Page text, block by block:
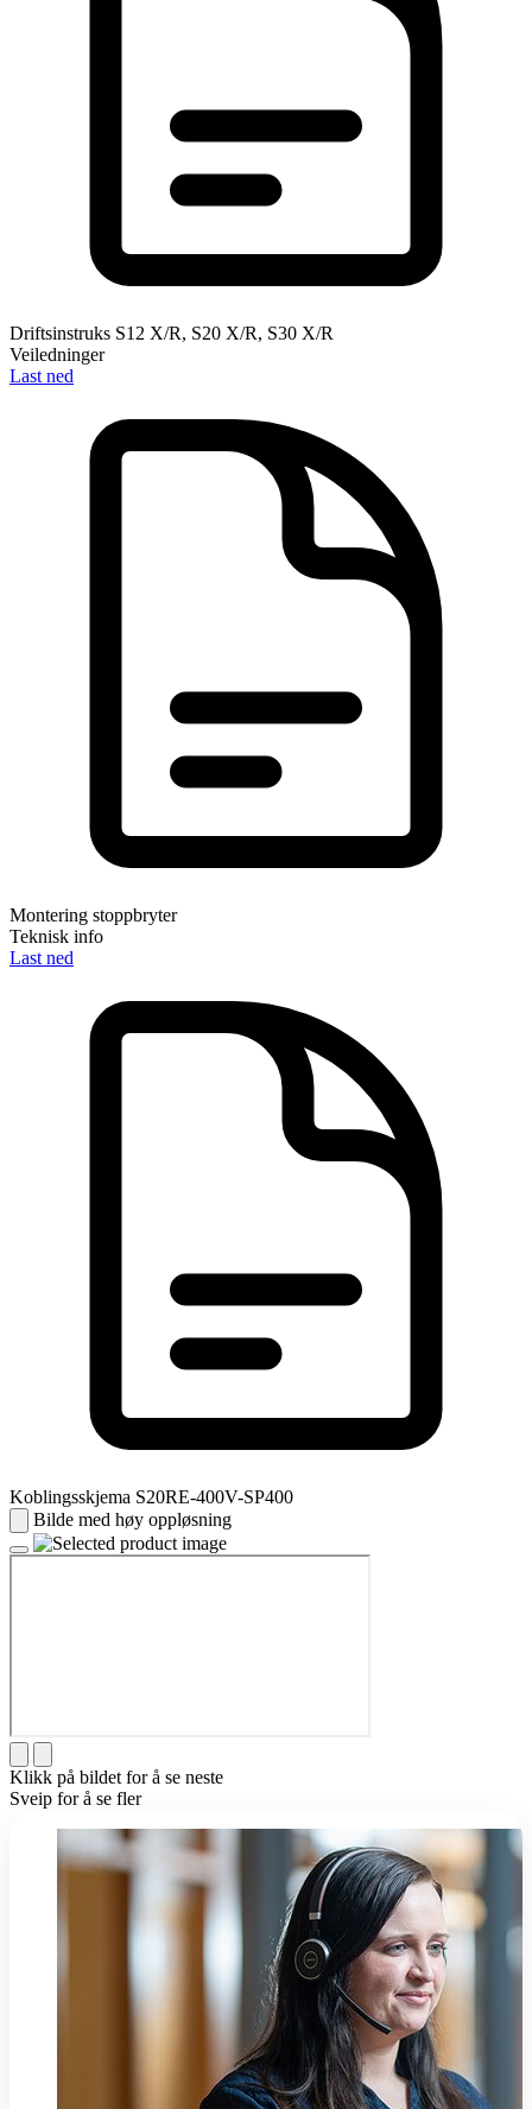
Driftsinstruks S12 X/R, S20 X/R, S30 X/R
Veiledninger
Last ned
Montering stoppbryter
Teknisk info
Last ned
Koblingsskjema S20RE-400V-SP400
Bilde med høy oppløsning
Klikk på bildet for å se neste
Sveip for å se fler